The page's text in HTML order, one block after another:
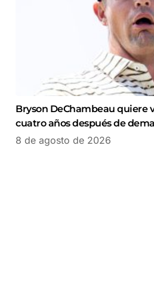
Bryson DeChambeau quiere
cuatro años después de
8 de agosto de 2026